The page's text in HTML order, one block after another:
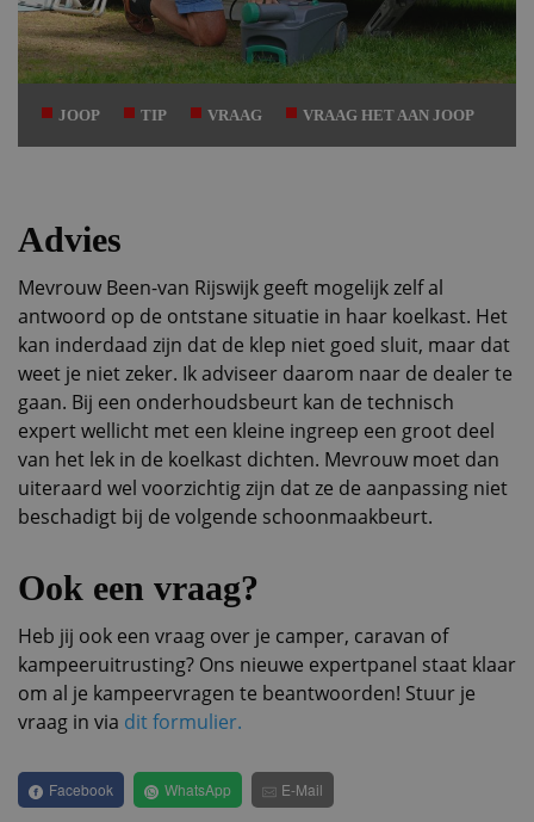
JOOP TIP VRAAG VRAAG HET AAN JOOP
Advies
Mevrouw Been-van Rijswijk geeft mogelijk zelf al
antwoord op de ontstane situatie in haar koelkast. Het
kan inderdaad zijn dat de klep niet goed sluit, maar dat
weet je niet zeker. Ik adviseer daarom naar de dealer te
gaan. Bij een onderhoudsbeurt kan de technisch
expert wellicht met een kleine ingreep een groot deel
van het lek in de koelkast dichten. Mevrouw moet dan
uiteraard wel voorzichtig zijn dat ze de aanpassing niet
beschadigt bij de volgende schoonmaakbeurt.
Ook een vraag?
Heb jij ook een vraag over je camper, caravan of
kampeeruitrusting? Ons nieuwe expertpanel staat klaar
om al je kampeervragen te beantwoorden! Stuur je
vraag in via dit formulier.
Facebook WhatsApp E-Mail